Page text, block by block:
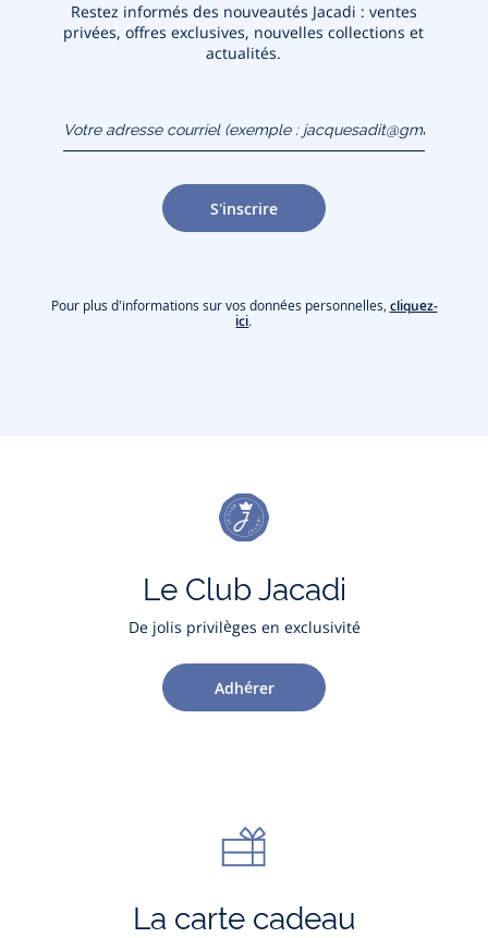
Restez informés des nouveautés Jacadi : ventes
privées, offres exclusives, nouvelles collections et
actualités.
(exemple :
jacquesadit@gmail.com)
S'inscrire
Pour plus d'informations sur vos données personnelles, cliquez-
ici.
Le Club Jacadi
De jolis privilèges en exclusivité
Adhérer
La carte cadeau